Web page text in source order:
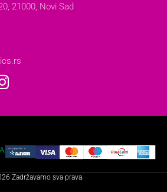
21000, Novi Sad
Zadržavamo sva prava.